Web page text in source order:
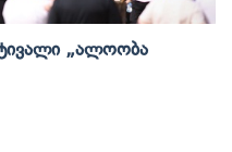
„ალოობა